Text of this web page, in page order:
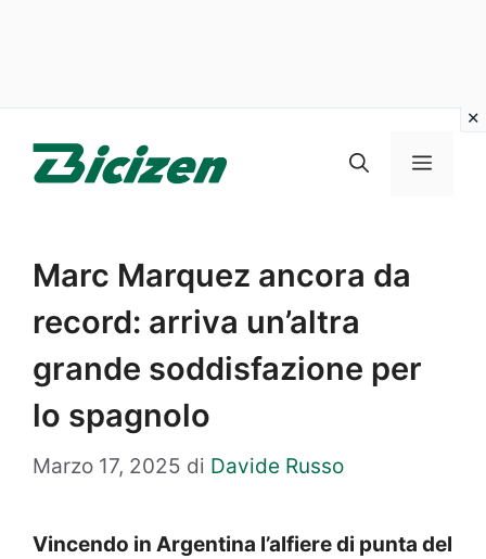
Menu
Marc Marquez ancora da
record: arriva un’altra
grande soddisfazione per
lo spagnolo
Marzo 17, 2025 di Davide Russo
Vincendo in Argentina l’alfiere di punta del